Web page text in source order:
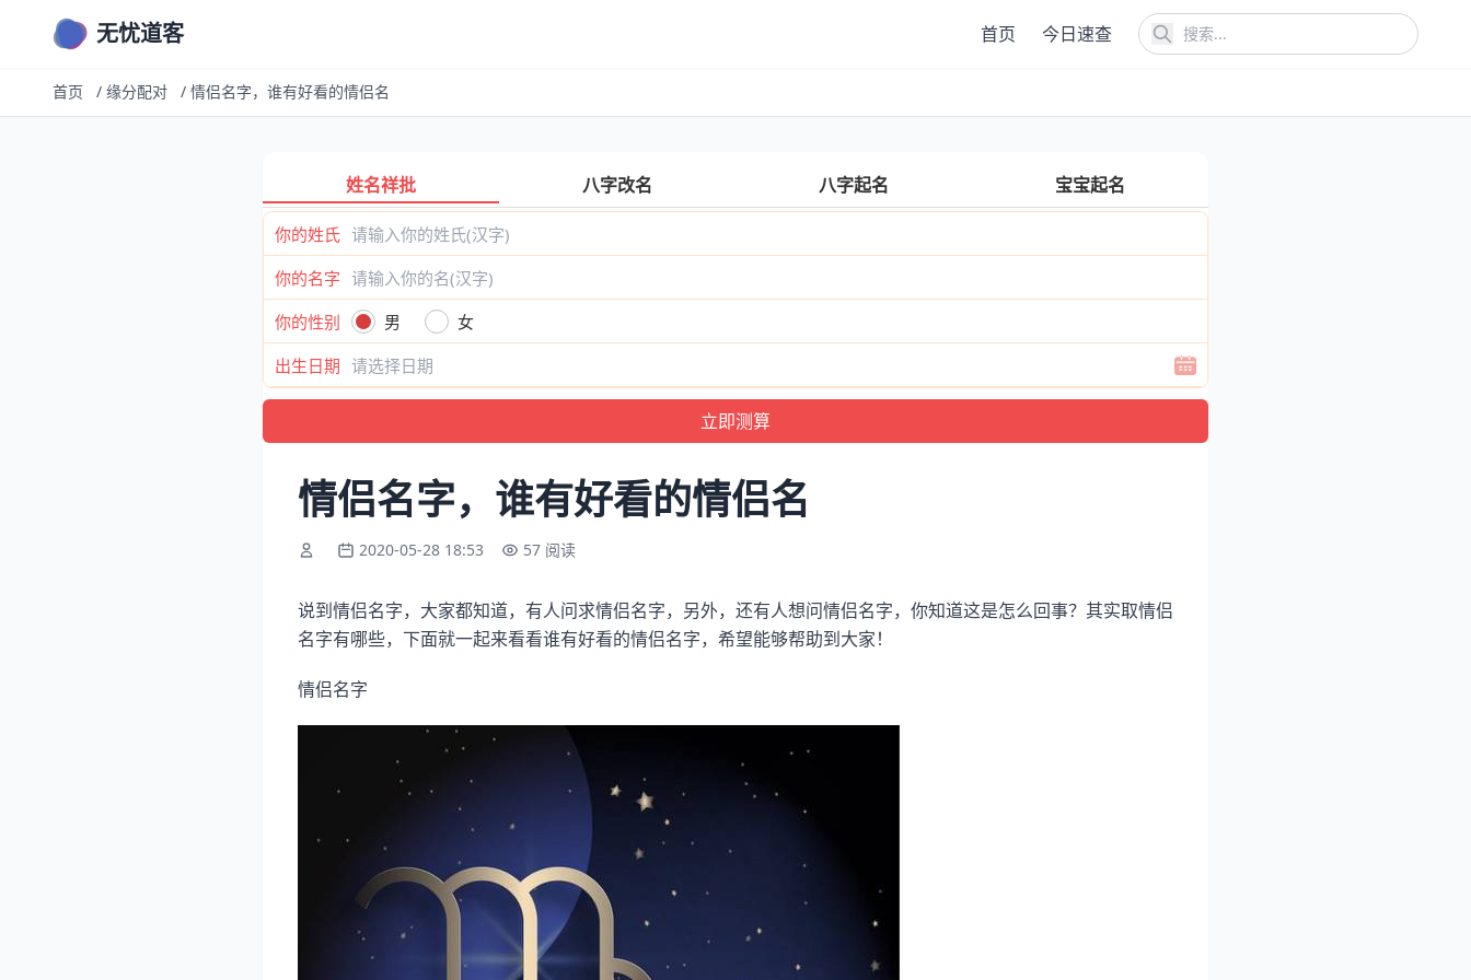
无忧道客 首页 今日速查
首页 / 缘分配对 / 情侣名字，谁有好看的情侣名
姓名祥批 八字改名 八字起名 宝宝起名
你的姓氏
你的名字
你的性别
男
女
出生日期
情侣名字，谁有好看的情侣名
2020-05-28 18:53 57 阅读
说到情侣名字，大家都知道，有人问求情侣名字，另外，还有人想问情侣名字，你知道这是怎么回事？其实取情侣
名字有哪些，下面就一起来看看谁有好看的情侣名字，希望能够帮助到大家！
情侣名字